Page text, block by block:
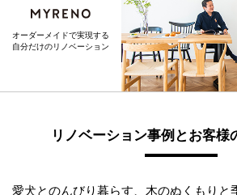
オーダーメイドで実現する
自分だけのリノベーション
リノベーション事例とお客様
愛犬とのんびり暮らす、木のぬくもりと